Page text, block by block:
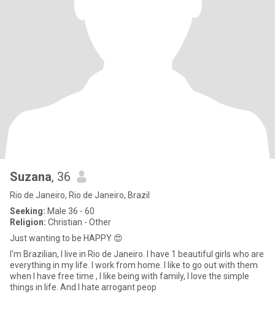
Suzana, 36
Rio de Janeiro, Rio de Janeiro, Brazil
Seeking: Male 36 - 60
Religion: Christian - Other
Just wanting to be HAPPY 😍
I'm Brazilian, I live in Rio de Janeiro. I have 1 beautiful girls who are
everything in my life. I work from home. I like to go out with them
when I have free time , I like being with family, I love the simple
things in life. And I hate arrogant peop